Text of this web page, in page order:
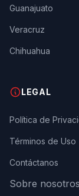
Guanajuato
Veracruz
Chihuahua
LEGAL
Política de
Términos de Uso
Contáctanos
Sobre nosotros